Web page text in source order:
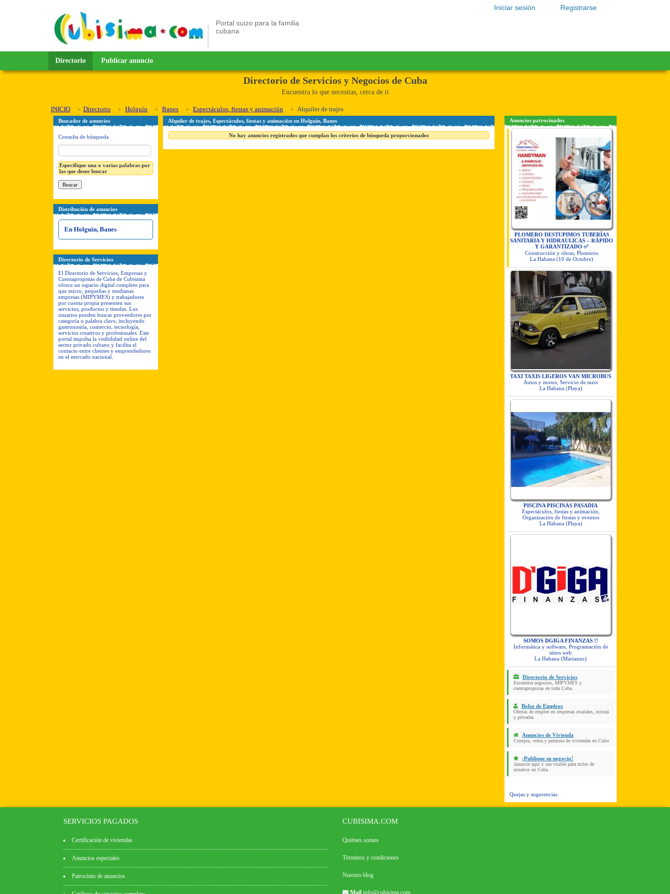
Registrarse
Iniciar sesión
Portal suizo para la familia
cubana
Directorio Publicar anuncio
Directorio de Servicios y Negocios de Cuba
Encuentra lo que necesitas, cerca de ti
INICIO Directorio Holguín Banes Espectáculos, fiestas y animación Alquiler de trajes
Buscador de anuncios
Consulta de búsqueda
Especifique una o varias palabras por
las que desee buscar
Distribución de anuncios
En Holguín, Banes
Directorio de Servicios
El Directorio de Servicios, Empresas y
Cuentapropistas de Cuba de Cubisima
ofrece un espacio digital completo para
que micro, pequeñas y medianas
empresas (MIPYMES) y trabajadores
por cuenta propia presenten sus
servicios, productos y tiendas. Los
usuarios pueden buscar proveedores por
categoría o palabra clave, incluyendo
gastronomía, comercio, tecnología,
servicios creativos y profesionales. Este
portal impulsa la visibilidad online del
sector privado cubano y facilita el
contacto entre clientes y emprendedores
en el mercado nacional.
Alquiler de trajes, Espectáculos, fiestas y animación en Holguín, Banes
No hay anuncios registrados que cumplan los criterios de búsqueda proporcionados
Anuncios patrocinados
PLOMERO DESTUPIMOS TUBERÍAS
SANITARIA Y HIDRAULICAS – RÁPIDO
Y GARANTIZADO ✅
Construcción y obras, Plomeros
La Habana (10 de Octubre)
TAXI TAXIS LIGEROS VAN MICROBUS
Autos y motos, Servicio de taxis
La Habana (Playa)
PISCINA PISCINAS PASADIA
Espectáculos, fiestas y animación,
Organización de fiestas y eventos
La Habana (Playa)
SOMOS DGIGA FINANZAS !!
Informática y software, Programación de
sitios web
La Habana (Marianao)
Directorio de Servicios
Encuentra negocios, MIPYMES y
cuentapropistas en toda Cuba
Bolsa de Empleos
Ofertas de empleo en empresas estatales, mixtas
y privadas
Anuncios de Vivienda
Compra, venta y permuta de viviendas en Cuba
¡Publique su negocio!
Anuncie aquí y sea visible para miles de
usuarios en Cuba
Quejas y sugerencias
SERVICIOS PAGADOS
Certificación de viviendas
Anuncios especiales
Patrocinio de anuncios
CUBISIMA.COM
Quiénes somos
Términos y condiciones
Nuestro blog
Mail info@cubisima.com